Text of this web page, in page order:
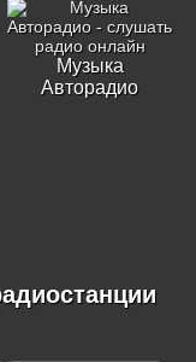
Музыка
Авторадио